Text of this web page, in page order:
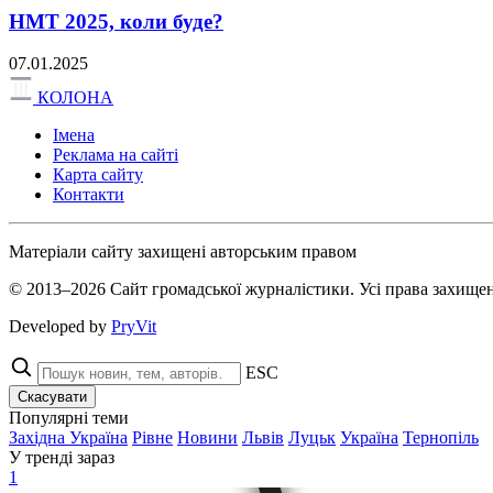
НМТ 2025, коли буде?
07.01.2025
КОЛОНА
Імена
Реклама на сайті
Карта сайту
Контакти
Матеріали сайту захищені авторським правом
© 2013–2026 Сайт громадської журналістики. Усі права
Developed by PryVit
ESC
Скасувати
Популярні теми
Західна Україна Рівне Новини Львів Луцьк Україна Тернопіль
У тренді зараз
1